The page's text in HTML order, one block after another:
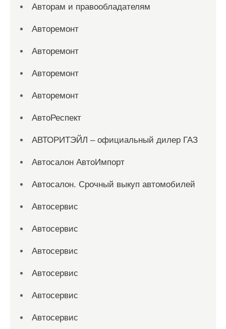
Авторам и правообладателям
Авторемонт
Авторемонт
Авторемонт
Авторемонт
АвтоРеспект
АВТОРИТЭЙЛ – официальный дилер ГАЗ
Автосалон АвтоИмпорт
Автосалон. Срочный выкуп автомобилей
Автосервис
Автосервис
Автосервис
Автосервис
Автосервис
Автосервис